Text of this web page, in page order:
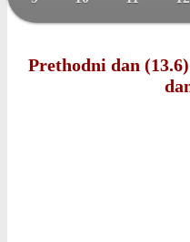
Prethodni dan (13.6)